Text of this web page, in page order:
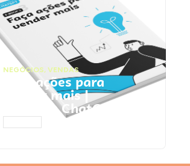
NEGÓCIOS, VENDAS
Faça ações para
vender mais |
Prompts ChatGPT